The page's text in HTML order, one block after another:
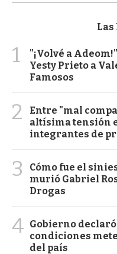
Las
1
"¡Volvé a
Yesty Prieto a
Famosos
2
Entre "mal
altísima tensión
integrantes de
3
Cómo fue el
murió Gabriel
Drogas
4 Gobierno
condiciones
del país